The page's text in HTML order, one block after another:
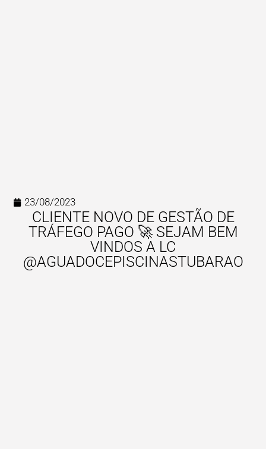
23/08/2023
CLIENTE NOVO DE GESTÃO DE
TRÁFEGO PAGO 🚀 SEJAM BEM
VINDOS A LC
@AGUADOCEPISCINASTUBARAO